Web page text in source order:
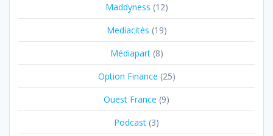
Maddyness (12)
Mediacités (19)
Médiapart(8)
Option Finance (25)
Ouest France (9)
Podcast (3)